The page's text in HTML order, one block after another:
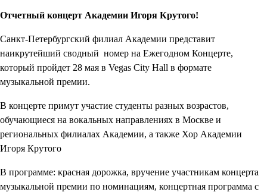
Отчетный концерт Академии Игоря Крутого!
Санкт-Петербургский филиал Академии представит
наикрутейший сводный номер на Ежегодном Концерте,
который пройдет 28 мая в Vegas City Hall в формате
музыкальной премии.
В концерте примут участие студенты разных возрастов,
обучающиеся на вокальных направлениях в Москве и
региональных филиалах Академии, а также Хор Академии
Игоря Крутого
В программе: красная дорожка, вручение участникам концерта
музыкальной премии по номинациям, концертная программа с